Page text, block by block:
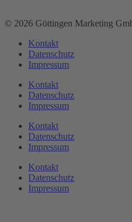
© 2026 Göttingen Marketing
Kontakt
Datenschutz
Impressum
Kontakt
Datenschutz
Impressum
Kontakt
Datenschutz
Impressum
Kontakt
Datenschutz
Impressum